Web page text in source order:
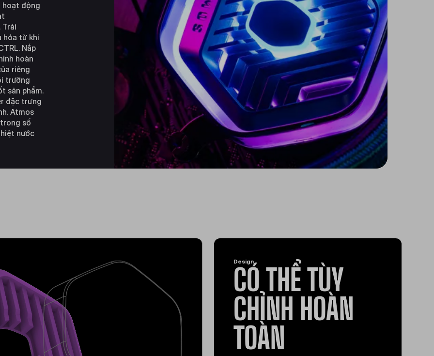
hoạt động
Trải
hóa từ khi
Nắp
hoàn
riêng
trường
sản phẩm.
đặc trưng
Atmos
số
nước
Design
CÓ THỂ TÙY
CHỈNH HOÀN
TOÀN